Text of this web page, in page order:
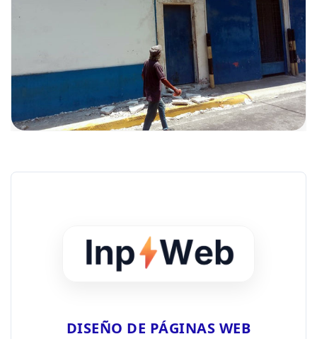
DISEÑO DE PÁGINAS WEB